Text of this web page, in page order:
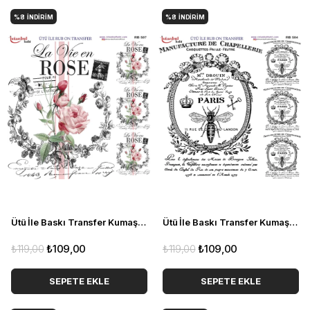
Ütü İle Baskı Transfer Kumaş Ve Ahşap Rubon 30 x 30 cm Vintage Çiçekler Detaylı RB 507
₺109,00
₺119,00
SEPETE EKLE
%8 İNDIRIM
Ütü İle Baskı Transfer Kumaş Ve Ahşap Rubon 30 x 30 cm Yazı Detaylı RB 504
₺109,00
₺119,00
SEPETE EKLE
%8 İNDIRIM